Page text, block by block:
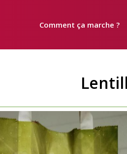
Comment ça marche ?